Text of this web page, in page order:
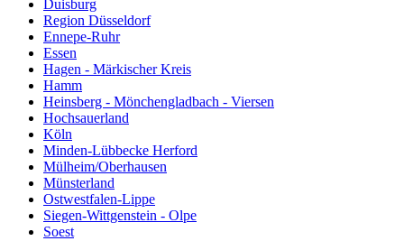
Duisburg
Region Düsseldorf
Ennepe-Ruhr
Essen
Hagen - Märkischer Kreis
Hamm
Heinsberg - Mönchengladbach - Viersen
Hochsauerland
Köln
Minden-Lübbecke Herford
Mülheim/Oberhausen
Münsterland
Ostwestfalen-Lippe
Siegen-Wittgenstein - Olpe
Soest